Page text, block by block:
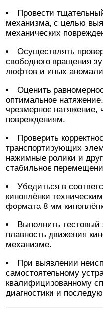
Провести
механизма, с целью
механических
Осуществлять
свободного вращения
люфтов и иных
Оценить
оптимальное
чрезмерное натяжение,
повреждениям.
Проверить
транспортирующих
нажимные ролики и
стабильное
Убедиться в
киноплёнки
формата 8 мм
Выполнить тестовый
плавность движения
механизме.
При выявлении
самостоятельному
квалифицированному
диагностики и